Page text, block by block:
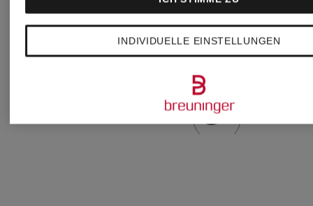
419,99 € 299,99 €
INDIVIDUELLE EINSTELLUNGEN